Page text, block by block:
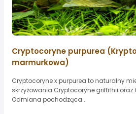
Cryptocoryne purpurea
marmurkowa)
Cryptocoryne x purpurea to naturalny
skrzyżowania Cryptocoryne griffithii
Odmiana pochodząca...